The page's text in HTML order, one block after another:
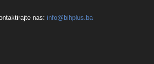
nas: info@bihplus.ba